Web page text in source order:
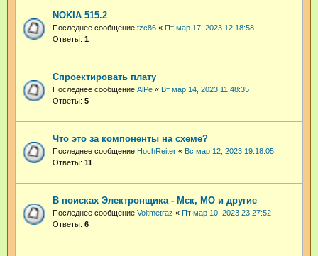
NOKIA 515.2
Последнее сообщение tzc86 « Пт мар 17, 2023 12:18:58
Ответы: 1
Спроектировать плату
Последнее сообщение AlPe « Вт мар 14, 2023 11:48:35
Ответы: 5
Что это за компоненты на схеме?
Последнее сообщение HochReiter « Вс мар 12, 2023 19:18:05
Ответы: 11
В поисках Электронщика - Мск, МО и другие
Последнее сообщение Voltmetraz « Пт мар 10, 2023 23:27:52
Ответы: 6